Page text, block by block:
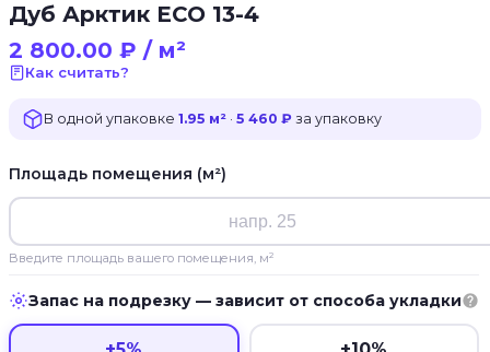
Дуб Арктик ECO 13-4
2 800.00 ₽ / м²
Как считать?
В одной упаковке 1.95 м² · 5 460 ₽ за упаковку
Площадь помещения (м²)
Введите площадь вашего помещения, м²
Запас на подрезку — зависит от способа укладки